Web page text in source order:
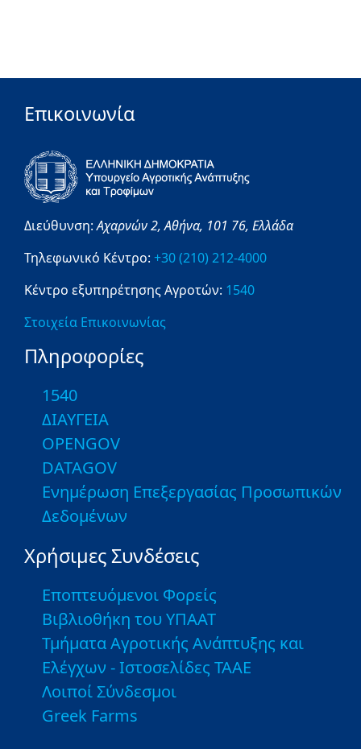
Επικοινωνία
Διεύθυνση:Αχαρνών 2,Αθήνα, 101 76, Ελλάδα
Τηλεφωνικό Κέντρο: +30 (210) 212-4000
Κέντρο εξυπηρέτησης Αγροτών: 1540
Στοιχεία Επικοινωνίας
Πληροφορίες
1540
ΔΙΑΥΓΕΙΑ
OPENGOV
DATAGOV
Ενημέρωση Επεξεργασίας Προσωπικών
Δεδομένων
Χρήσιμες Συνδέσεις
Εποπτευόμενοι Φορείς
Βιβλιοθήκη του ΥΠΑΑΤ
Τμήματα Αγροτικής Ανάπτυξης και
Ελέγχων - Ιστοσελίδες ΤΑΑΕ
Λοιποί Σύνδεσμοι
Greek Farms